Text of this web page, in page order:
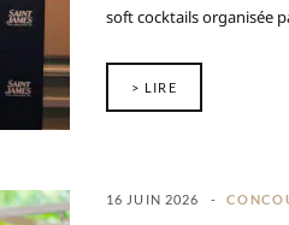
soft cocktails organisée
> LIRE
16 JUIN 2026